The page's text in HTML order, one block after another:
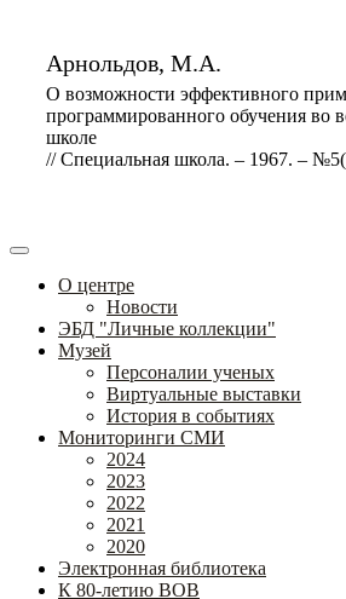
Арнольдов, М.А.
О возможности эффективного
программированного обучения во
школе
// Специальная школа. – 1967. –
О центре
Новости
ЭБД "Личные коллекции"
Музей
Персоналии ученых
Виртуальные выставки
История в событиях
Мониторинги СМИ
2024
2023
2022
2021
2020
Электронная библиотека
К 80-летию ВОВ